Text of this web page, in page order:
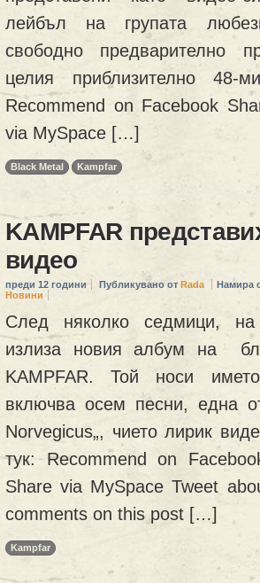
лейбъл на групата
свободно предварително
целия приблизително 48-
Recommend on Facebook
via MySpace […]
Black Metal Kampfar
KAMPFAR
видео
преди 12 години Публикувано от Rada
Намира
Новини
След няколко седмици,
излиза новия албум на
KAMPFAR. Той носи
включва осем песни, една
Norvegicus„, чието лирик
тук: Recommend on
Share via MySpace Tweet
comments on this post […]
Kampfar